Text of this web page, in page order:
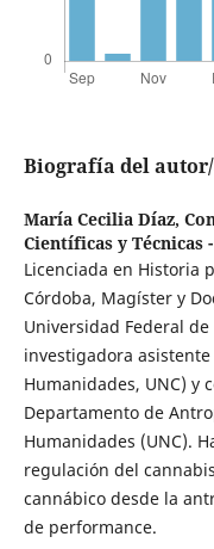
Biografía del
María Cecilia Díaz,
Científicas y Técnicas
Licenciada en Historia
Córdoba, Magíster y
Universidad Federal de
investigadora
Humanidades, UNC) y
Departamento de
Humanidades (UNC).
regulación del
cannábico desde la
de performance.